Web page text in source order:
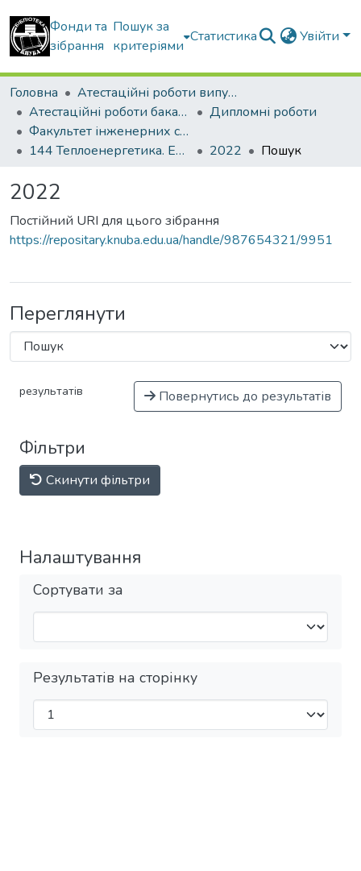
Фонди та
зібрання
Пошук за
критеріями
Статистика Увійти
Головна
Атестаційні роботи випускників
Атестаційні роботи бакалаврів
Дипломні роботи
Факультет інженерних систем та екології
144 Теплоенергетика. Енергетичний менеджмент, енергоефективні муніципальні та промислові теплові технології
2022 Пошук
2022
Постійний URI для цього зібрання
https://repositary.knuba.edu.ua/handle/987654321/9951
Переглянути
результатів Повернутись до результатів
Фільтри
Скинути фільтри
Налаштування
Сортувати за
Результатів на сторінку